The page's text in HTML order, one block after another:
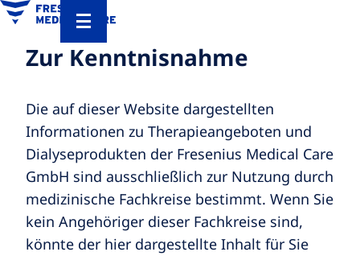
Zur Kenntnisnahme
Die auf dieser Website dargestellten
Informationen zu Therapieangeboten und
Dialyseprodukten der Fresenius Medical Care
GmbH sind ausschließlich zur Nutzung durch
medizinische Fachkreise bestimmt. Wenn Sie
kein Angehöriger dieser Fachkreise sind,
könnte der hier dargestellte Inhalt für Sie